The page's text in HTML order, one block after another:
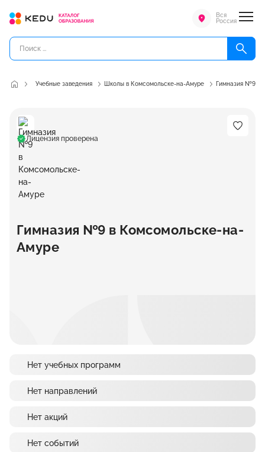
Вся
Россия
Учебные заведения Школы в Комсомольске-на-Амуре Гимназия №9
Лицензия проверена
Гимназия №9 в Комсомольске-на-
Амуре
Нет учебных программ
Нет направлений
Нет акций
Нет событий